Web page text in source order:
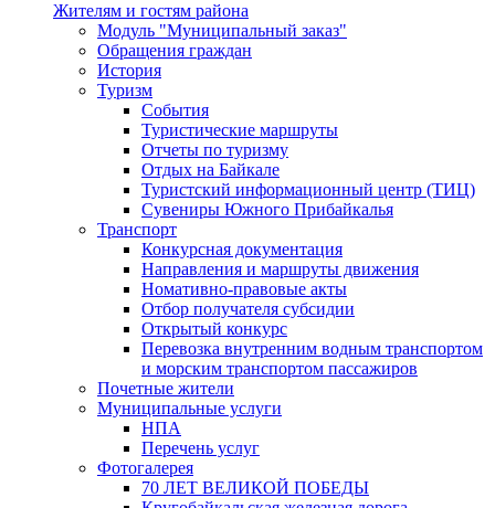
Жителям и гостям района
Модуль "Муниципальный заказ"
Обращения граждан
История
Туризм
События
Туристические маршруты
Отчеты по туризму
Отдых на Байкале
Туристский информационный центр (ТИЦ)
Сувениры Южного Прибайкалья
Транспорт
Конкурсная документация
Направления и маршруты движения
Номативно-правовые акты
Отбор получателя субсидии
Открытый конкурс
Перевозка внутренним водным транспортом
и морским транспортом пассажиров
Почетные жители
Муниципальные услуги
НПА
Перечень услуг
Фотогалерея
70 ЛЕТ ВЕЛИКОЙ ПОБЕДЫ